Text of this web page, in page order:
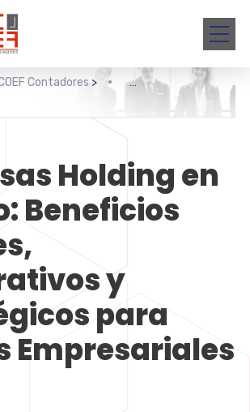
Contadores >
Holding en
Beneficios
y
para
Empresariales